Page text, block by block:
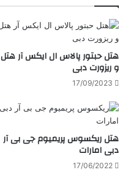
هتل حبتور پالاس ال ایکس آر هتل
و ریزورت دبی
17/09/2023
هتل ریکسوس پریمیوم جی بی آر
دبی امارات
17/06/2022